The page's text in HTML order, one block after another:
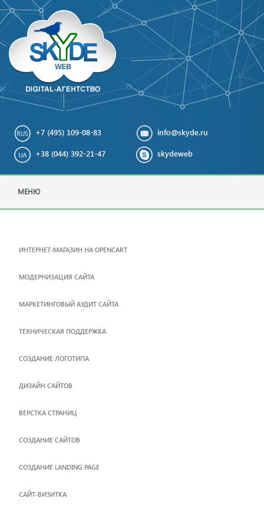
+7 (495) 109-08-83
+38 (044) 392-21-47
info@skyde.ru
skydeweb
МЕНЮ
ИНТЕРНЕТ-МАГАЗИН НА OPENCART
МОДЕРНИЗАЦИЯ САЙТА
МАРКЕТИНГОВЫЙ АУДИТ САЙТА
ТЕХНИЧЕСКАЯ ПОДДЕРЖКА
СОЗДАНИЕ ЛОГОТИПА
ДИЗАЙН САЙТОВ
ВЕРСТКА СТРАНИЦ
CОЗДАНИЕ САЙТОВ
СОЗДАНИЕ LANDING PAGE
САЙТ-ВИЗИТКА